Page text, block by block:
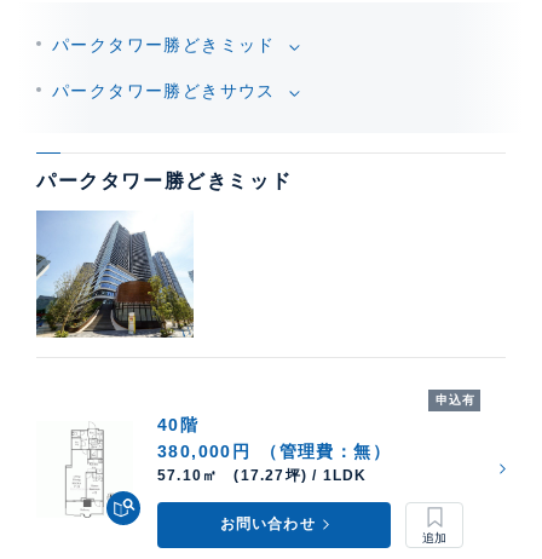
ケン・コーポレーションでは、パークタワー勝どき の
中古住宅購入・賃貸運用・売却査定などのご相談も承っ
ています。高級不動産の取扱いに特化した当社 銀座湾
岸支店 が担当させていただきます。売却価格 や 貸し出
パークタワー勝どきミッド
パークタワー勝どきサウス
パークタワー勝どきミッド
申込有
40階
380,000円
（管理費：無）
57.10㎡ (17.27坪) / 1LDK
お問い合わせ